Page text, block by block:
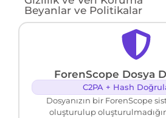
Beyanlar ve Politikalar
ForenScope Dosya
C2PA + Hash
Dosyanızın bir ForenScope
oluşturulup